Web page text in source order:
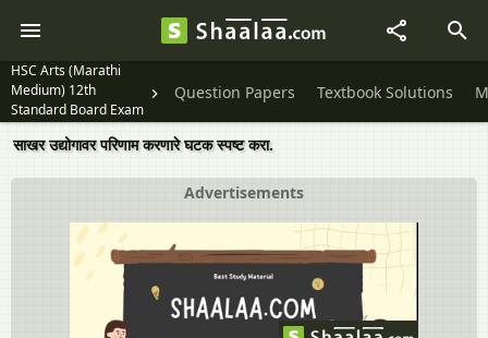
HSC Arts (Marathi
Medium) 12th
Standard Board Exam
[इयत्ता १२ वी]
Question Papers Textbook Solutions
साखर उद्योगावर परिणाम करणारे घटक स्पष्ट करा.
Advertisements